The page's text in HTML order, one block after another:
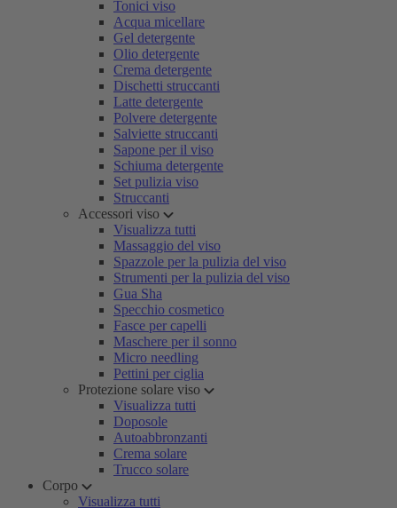
Tonici viso
Acqua micellare
Gel detergente
Olio detergente
Crema detergente
Dischetti struccanti
Latte detergente
Polvere detergente
Salviette struccanti
Sapone per il viso
Schiuma detergente
Set pulizia viso
Struccanti
Accessori viso
Visualizza tutti
Massaggio del viso
Spazzole per la pulizia del viso
Strumenti per la pulizia del viso
Gua Sha
Specchio cosmetico
Fasce per capelli
Maschere per il sonno
Micro needling
Pettini per ciglia
Protezione solare viso
Visualizza tutti
Doposole
Autoabbronzanti
Crema solare
Trucco solare
Corpo
Visualizza tutti